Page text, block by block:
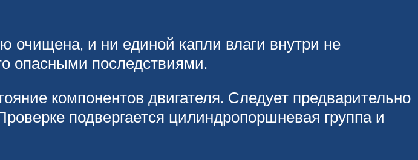
очищена, и ни единой капли влаги внутри не
опасными последствиями.
компонентов двигателя. Следует предварительно
подвергается цилиндропоршневая группа и